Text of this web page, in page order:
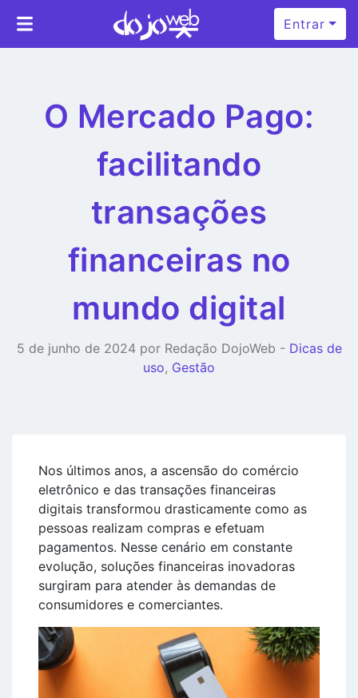
Entrar
O Mercado Pago:
facilitando
transações
financeiras no
mundo digital
5 de junho de 2024 por Redação DojoWeb - Dicas de
uso, Gestão
Nos últimos anos, a ascensão do comércio
eletrônico e das transações financeiras
digitais transformou drasticamente como as
pessoas realizam compras e efetuam
pagamentos. Nesse cenário em constante
evolução, soluções financeiras inovadoras
surgiram para atender às demandas de
consumidores e comerciantes.